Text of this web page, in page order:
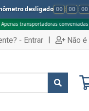
desligado 00 : 00 : 00
conveniadas (Grupo G5)
- Entrar | Não